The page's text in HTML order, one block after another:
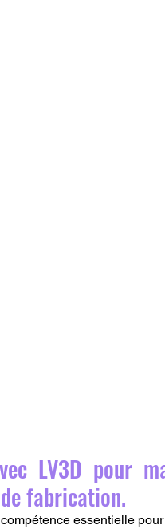
LV3D pour
fabrication.
essentielle